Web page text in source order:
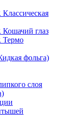
глаз
Термо
фольга)
слоя